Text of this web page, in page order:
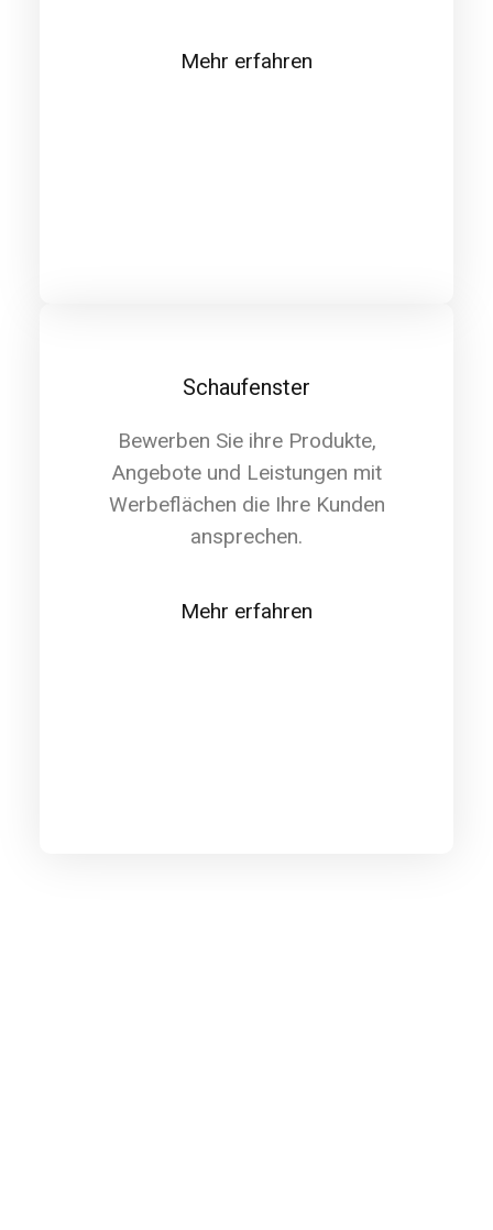
Mehr erfahren
Schaufenster
Bewerben Sie ihre Produkte,
Angebote und Leistungen mit
Werbeflächen die Ihre Kunden
ansprechen.
Mehr erfahren